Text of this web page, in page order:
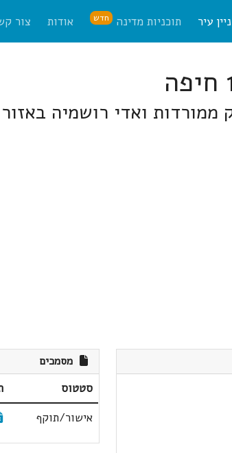
עיר תוכניות מדינה חדש אודות צור
ואדי רושמיה
מסמכים
סטטוס
אישור/תוקף